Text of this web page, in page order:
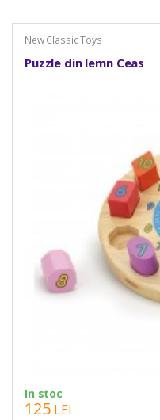
New Classic Toys
Puzzle din lemn Ceas
In stoc
125 LEI